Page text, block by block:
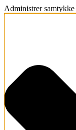
Administrer